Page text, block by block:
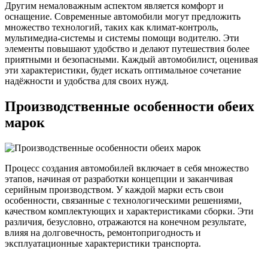
Другим немаловажным аспектом является комфорт и
оснащение. Современные автомобили могут предложить
множество технологий, таких как климат-контроль,
мультимедиа-системы и системы помощи водителю. Эти
элементы повышают удобство и делают путешествия более
приятными и безопасными. Каждый автомобилист, оценивая
эти характеристики, будет искать оптимальное сочетание
надёжности и удобства для своих нужд.
Производственные особенности обеих
марок
Процесс создания автомобилей включает в себя множество
этапов, начиная от разработки концепции и заканчивая
серийным производством. У каждой марки есть свои
особенности, связанные с технологическими решениями,
качеством комплектующих и характеристиками сборки. Эти
различия, безусловно, отражаются на конечном результате,
влияя на долговечность, ремонтопригодность и
эксплуатационные характеристики транспорта.